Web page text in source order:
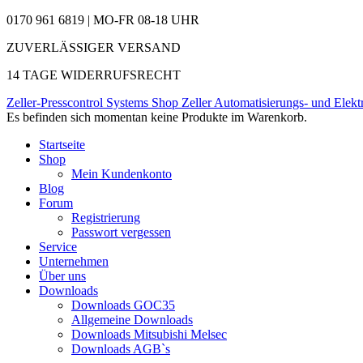
0170 961 6819 | MO-FR 08-18 UHR
ZUVERLÄSSIGER VERSAND
14 TAGE WIDERRUFSRECHT
Zeller-Presscontrol Systems Shop Zeller Automatisierungs- und
Es befinden sich momentan keine Produkte im Warenkorb.
Startseite
Shop
Mein Kundenkonto
Blog
Forum
Registrierung
Passwort vergessen
Service
Unternehmen
Über uns
Downloads
Downloads GOC35
Allgemeine Downloads
Downloads Mitsubishi Melsec
Downloads AGB`s